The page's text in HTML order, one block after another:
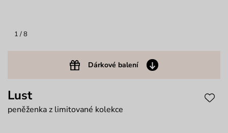
1 / 8
Dárkové balení
Lust
peněženka z limitované kolekce